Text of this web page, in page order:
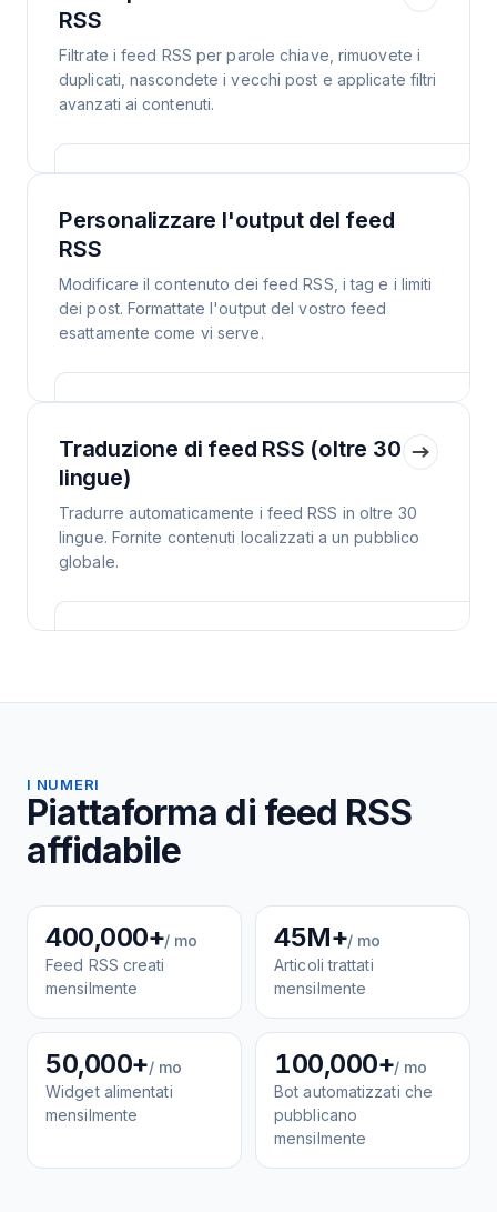
RSS
Filtrate i feed RSS per parole chiave, rimuovete i
duplicati, nascondete i vecchi post e applicate filtri
avanzati ai contenuti.
Personalizzare l'output del feed
RSS
Modificare il contenuto dei feed RSS, i tag e i limiti
dei post. Formattate l'output del vostro feed
esattamente come vi serve.
Traduzione di feed RSS (oltre 30
lingue)
Tradurre automaticamente i feed RSS in oltre 30
lingue. Fornite contenuti localizzati a un pubblico
globale.
I NUMERI
Piattaforma di feed RSS
affidabile
400,000+/ mo
Feed RSS creati
mensilmente
45M+/ mo
Articoli trattati
mensilmente
50,000+/ mo
Widget alimentati
mensilmente
100,000+/ mo
Bot automatizzati che
pubblicano
mensilmente